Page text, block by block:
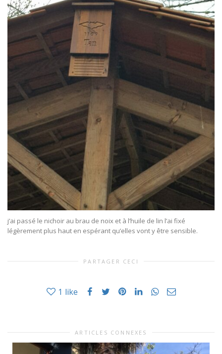
j’ai passé le nichoir au brau de noix et à l’huile de lin l’ai fixé
légèrement plus haut en espérant qu’elles vont y être sensible.
PARTAGER CECI
1 like
ARTICLES CONNEXES